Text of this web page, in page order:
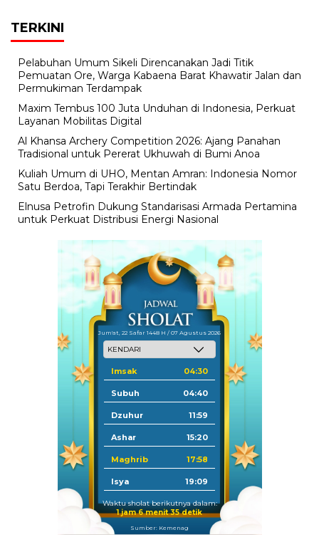
TERKINI
Pelabuhan Umum Sikeli Direncanakan Jadi Titik
Pemuatan Ore, Warga Kabaena Barat Khawatir Jalan dan
Permukiman Terdampak
Maxim Tembus 100 Juta Unduhan di Indonesia, Perkuat
Layanan Mobilitas Digital
Al Khansa Archery Competition 2026: Ajang Panahan
Tradisional untuk Pererat Ukhuwah di Bumi Anoa
Kuliah Umum di UHO, Mentan Amran: Indonesia Nomor
Satu Berdoa, Tapi Terakhir Bertindak
Elnusa Petrofin Dukung Standarisasi Armada Pertamina
untuk Perkuat Distribusi Energi Nasional
Jum'at, 22 Safar 1448 H / 07 Agustus 2026
Imsak 04:30
Subuh 04:40
Dzuhur 11:59
Ashar 15:20
Maghrib 17:58
Isya 19:09
Waktu sholat berikutnya dalam:
1 jam 6 menit 35 detik
Sumber: Kemenag